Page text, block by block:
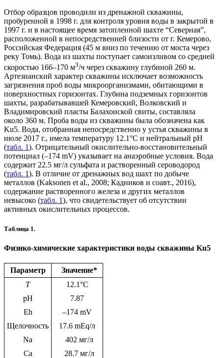
Отбор образцов проводили из дренажной скважины,
пробуренной в 1998 г. для контроля уровня воды в закрытой в
1997 г. и в настоящее время затопленной шахте “Северная”,
расположенной в непосредственней близости от г. Кемерово,
Российская Федерация (45 м вниз по течению от моста через
реку Томь). Вода из шахты поступает самоизливом со средней
скоростью 166‒170 м3/ч через скважину глубиной 260 м.
Артезианский характер скважины исключает возможность
загрязнения проб воды микроорганизмами, обитающими в
поверхностных горизонтах. Глубина подземных горизонтов
шахты, разрабатывавшей Кемеровский, Волковский и
Владимировский пласты Балахонской свиты, составляла
около 360 м. Проба воды из скважины была обозначена как
Ku5. Вода, отобранная непосредственно у устья скважины в
июле 2017 г., имела температуру 12.1°С и нейтральный pH
(табл. 1). Отрицательный окислительно-восстановительный
потенциал (‒174 mV) указывает на анаэробные условия. Вода
содержит 22.5 мг/л сульфата и растворенный сероводород
(табл. 1). В отличие от дренажных вод шахт по добыче
металлов (Kaksonen et al., 2008; Кадников и соавт., 2016),
содержание растворенного железа и других металлов
невысоко (табл. 1), что свидетельствует об отсутствии
активных окислительных процессов.
Таблица 1.
Физико-химические характеристики воды скважины Ku5
Параметр
Значение*
T
12.1°C
pH
7.87
Eh
–174 mV
Щелочность
17.6 mEq/л
Na
402 мг/л
Ca
28.7 мг/л